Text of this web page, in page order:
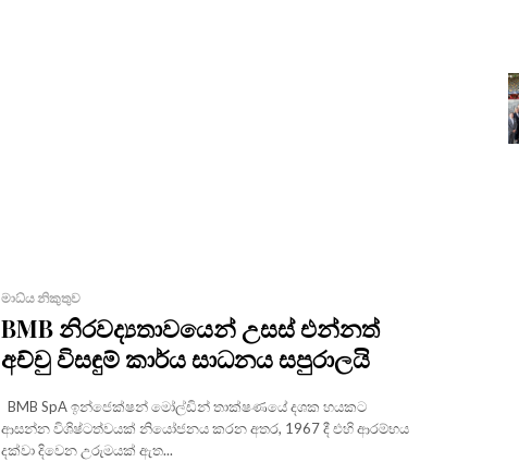
මාධ්ය නිකුතුව
BMB නිරවද්‍යතාවයෙන් උසස් එන්නත්
අච්චු විසඳුම් කාර්ය සාධනය සපුරාලයි
ආසන්න විශිෂ්ටත්වයක් නියෝජනය කරන අතර, 1967 දී එහි ආරම්භය
දක්වා දිවෙන උරුමයක් ඇත...